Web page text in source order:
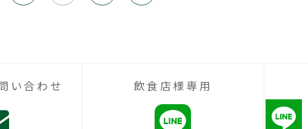
い合わせ 飲食店様専用